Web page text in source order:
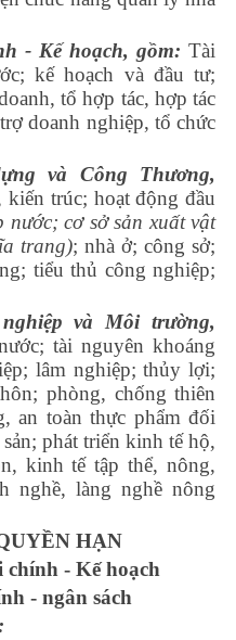
- Kế hoạch, gồm: Tài
kế hoạch và đầu tư;
tổ hợp tác, hợp tác
doanh nghiệp, tổ chức
và Công Thương,
trúc; hoạt động đầu
nước; cơ sở sản xuất vật
trang); nhà ở; công sở;
tiểu thủ công nghiệp;
và Môi trường,
tài nguyên khoáng
lâm nghiệp; thủy lợi;
phòng, chống thiên
an toàn thực phẩm đối
phát triển kinh tế hộ,
kinh tế tập thể, nông,
nghề, làng nghề nông
HẠN
- Kế hoạch
- ngân sách